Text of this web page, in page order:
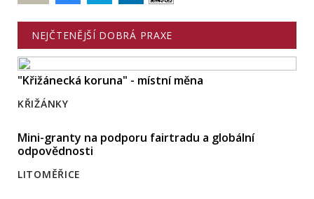
NEJČTENĚJŠÍ DOBRÁ PRAXE
"Křižánecká koruna" - místní měna
KŘIŽÁNKY
Mini-granty na podporu fairtradu a globální
odpovědnosti
LITOMĚŘICE